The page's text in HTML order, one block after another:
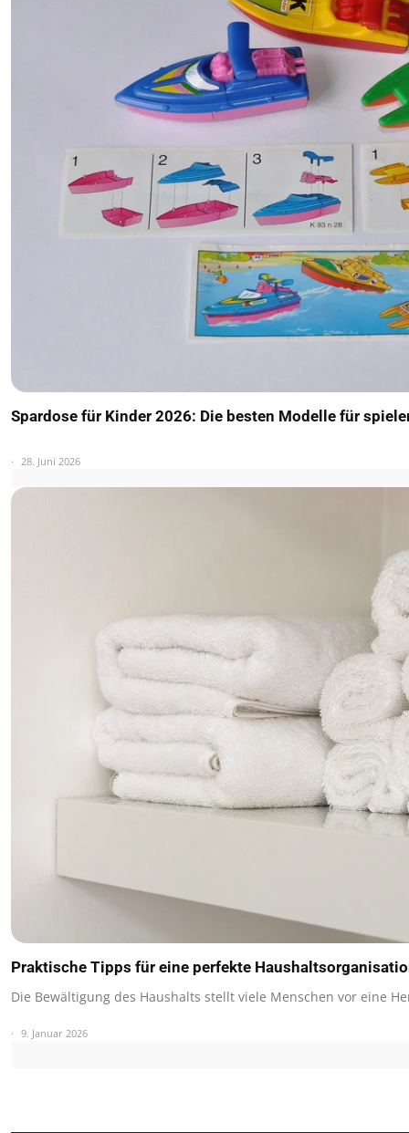
Spardose für Kinder 2026: Die besten Modelle für
28. Juni 2026
Praktische Tipps für eine perfekte
Die Bewältigung des Haushalts stellt viele Menschen vor eine
9. Januar 2026